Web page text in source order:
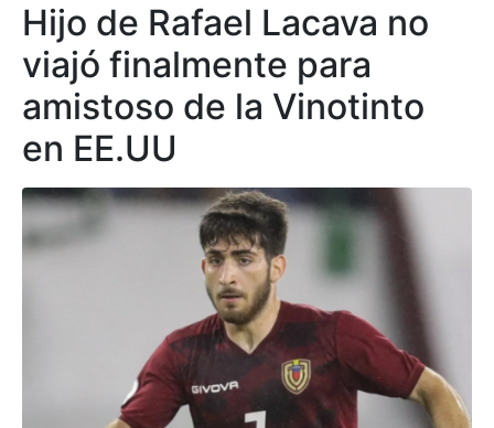
Hijo de Rafael Lacava no
viajó finalmente para
amistoso de la Vinotinto
en EE.UU